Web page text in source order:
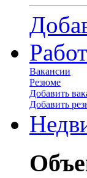
Вакансии
Резюме
Добавить
Добавить